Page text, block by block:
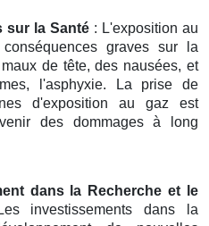
sur la Santé: L'exposition au
graves sur la
de tête, des nausées, et
l'asphyxie. La prise de
d'exposition au gaz est
des dommages à long
dans la Recherche et le
investissements dans la